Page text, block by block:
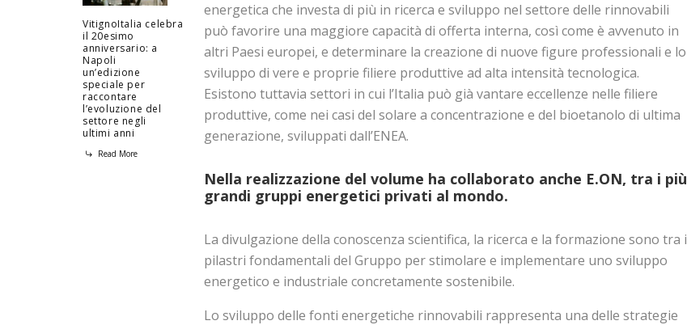
VitignoItalia celebra
il 20esimo
anniversario: a
Napoli
un’edizione
speciale per
raccontare
l’evoluzione del
settore negli
ultimi anni
Read More
energetica che investa di più in ricerca e sviluppo nel settore delle rinnovabili
può favorire una maggiore capacità di offerta interna, così come è avvenuto in
altri Paesi europei, e determinare la creazione di nuove figure professionali e lo
sviluppo di vere e proprie filiere produttive ad alta intensità tecnologica.
Esistono tuttavia settori in cui l’Italia può già vantare eccellenze nelle filiere
produttive, come nei casi del solare a concentrazione e del bioetanolo di ultima
generazione, sviluppati dall’ENEA.
Nella realizzazione del volume ha collaborato anche E.ON, tra i più
grandi gruppi energetici privati al mondo.
La divulgazione della conoscenza scientifica, la ricerca e la formazione sono tra i
pilastri fondamentali del Gruppo per stimolare e implementare uno sviluppo
energetico e industriale concretamente sostenibile.
Lo sviluppo delle fonti energetiche rinnovabili rappresenta una delle strategie